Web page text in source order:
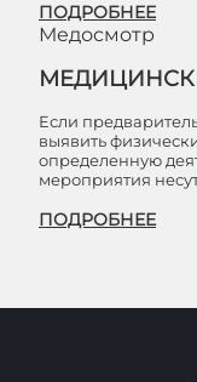
ПОДРОБНЕЕ
Медосмотр
Если
выявить
определенную
мероприятия
ПОДРОБНЕЕ